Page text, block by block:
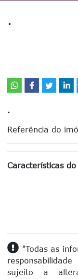
.
.
Referência do
Características
"Todas as
sujeito a